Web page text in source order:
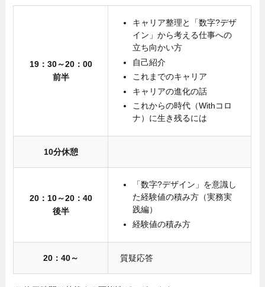
19：30～20：00
前半
キャリア整理と「数字?デザ
イン」から考える仕事への
立ち向かい方
自己紹介
これまでのキャリア
キャリアの進化の話
これからの時代（Withコロ
ナ）に生き残るには
10分休憩
20：10～20：40
後半
「数字?デザイン」を意識し
た経験値の積み方（実務実
践編）
経験値の積み方
20：40～ 質疑応答